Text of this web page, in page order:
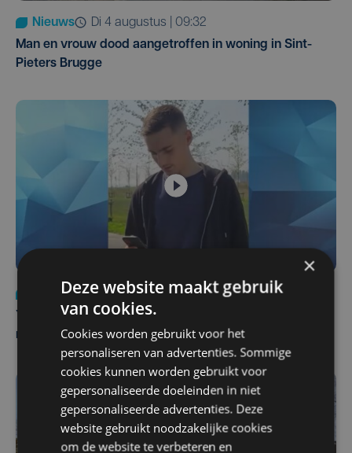
Nieuws
di 4 augustus | 09:32
Man en vrouw dood aangetroffen in woning in Sint-
Pieters Brugge
Nieuws
do 6 augustus | 21:30
Yaro (19), slachtoffer van vechtpartij, is na
maandenlange coma overleden
×
Deze website maakt gebruik
van cookies.
Cookies worden gebruikt voor het
personaliseren van advertenties. Sommige
cookies kunnen worden gebruikt voor
gepersonaliseerde doeleinden in niet
gepersonaliseerde advertenties. Deze
website gebruikt noodzakelijke cookies
om de website te verbeteren en